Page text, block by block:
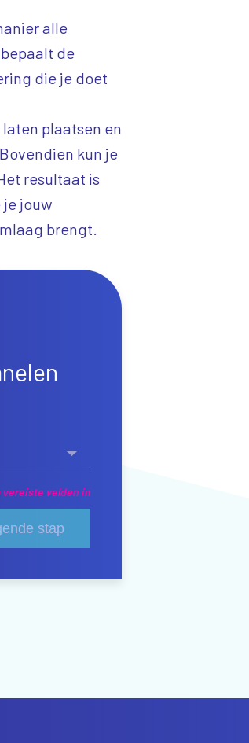
alle
bepaalt de
die je doet
plaatsen en
kun je
resultaat is
je jouw
brengt.
vereiste velden in
stap